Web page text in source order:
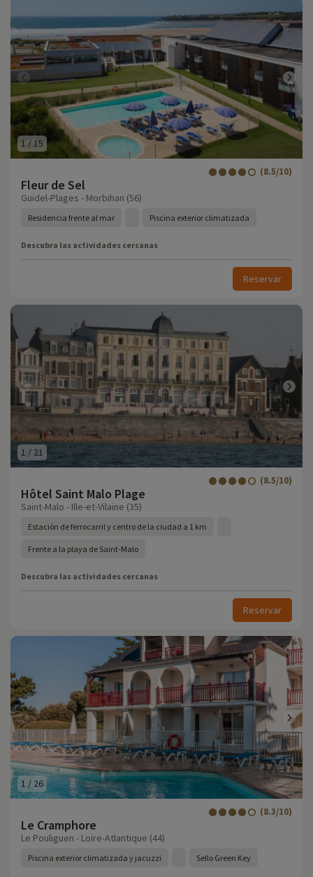
1/15
Fleur de Sel
(8.5/10)
Guidel-Plages - Morbihan (56)
Residencia frente al mar Piscina exterior climatizada
Descubra las actividades cercanas
Reservar
1 / 21
Hôtel Saint Malo Plage
(8.5/10)
Saint-Malo - Ille-et-Vilaine (35)
Estación de ferrocarril y centro de la ciudad a 1 km
Frente a la playa de Saint-Malo
Descubra las actividades cercanas
Reservar
1 / 26
Le Cramphore
(8.3/10)
Le Pouliguen - Loire-Atlantique (44)
Piscina exterior climatizada y jacuzzi Sello Green Key